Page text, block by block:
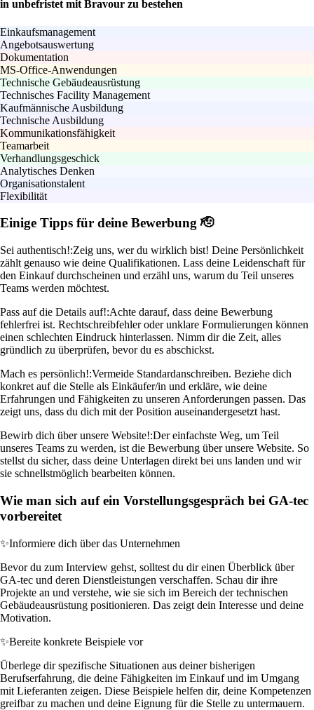
in unbefristet mit Bravour zu bestehen
Einkaufsmanagement
Angebotsauswertung
Dokumentation
MS-Office-Anwendungen
Technische Gebäudeausrüstung
Technisches Facility Management
Kaufmännische Ausbildung
Technische Ausbildung
Kommunikationsfähigkeit
Teamarbeit
Verhandlungsgeschick
Analytisches Denken
Organisationstalent
Flexibilität
Einige Tipps für deine Bewerbung 🫡
Sei authentisch!:Zeig uns, wer du wirklich bist! Deine Persönlichkeit
zählt genauso wie deine Qualifikationen. Lass deine Leidenschaft für
den Einkauf durchscheinen und erzähl uns, warum du Teil unseres
Teams werden möchtest.
Pass auf die Details auf!:Achte darauf, dass deine Bewerbung
fehlerfrei ist. Rechtschreibfehler oder unklare Formulierungen können
einen schlechten Eindruck hinterlassen. Nimm dir die Zeit, alles
gründlich zu überprüfen, bevor du es abschickst.
Mach es persönlich!:Vermeide Standardanschreiben. Beziehe dich
konkret auf die Stelle als Einkäufer/in und erkläre, wie deine
Erfahrungen und Fähigkeiten zu unseren Anforderungen passen. Das
zeigt uns, dass du dich mit der Position auseinandergesetzt hast.
Bewirb dich über unsere Website!:Der einfachste Weg, um Teil
unseres Teams zu werden, ist die Bewerbung über unsere Website. So
stellst du sicher, dass deine Unterlagen direkt bei uns landen und wir
sie schnellstmöglich bearbeiten können.
Wie man sich auf ein Vorstellungsgespräch bei GA-tec
vorbereitet
✨Informiere dich über das Unternehmen
Bevor du zum Interview gehst, solltest du dir einen Überblick über
GA-tec und deren Dienstleistungen verschaffen. Schau dir ihre
Projekte an und verstehe, wie sie sich im Bereich der technischen
Gebäudeausrüstung positionieren. Das zeigt dein Interesse und deine
Motivation.
✨Bereite konkrete Beispiele vor
Überlege dir spezifische Situationen aus deiner bisherigen
Berufserfahrung, die deine Fähigkeiten im Einkauf und im Umgang
mit Lieferanten zeigen. Diese Beispiele helfen dir, deine Kompetenzen
greifbar zu machen und deine Eignung für die Stelle zu untermauern.